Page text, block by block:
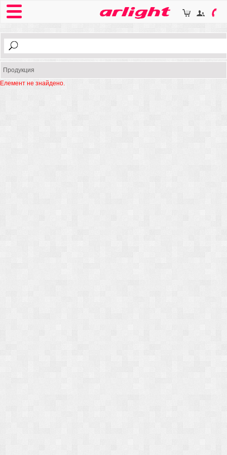
Продукция
Елемент не знайдено.